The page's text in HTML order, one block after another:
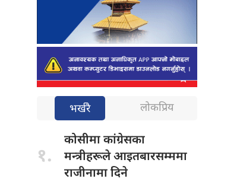
भर्खरै लोकप्रिय
१.
कोसीमा कांग्रेसका
मन्त्रीहरूले आइतबारसम्ममा
राजीनामा दिने